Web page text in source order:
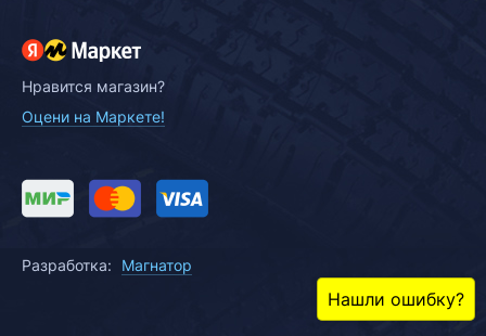
Нравится магазин?
Оцени на Маркете!
Разработка: Магнатор
Нашли ошибку?